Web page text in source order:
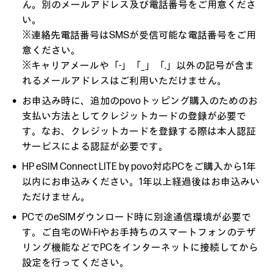
ん。別のメールアドレス及び電話番号をご用意くださ
い。
※連絡先電話番号はSMSが受信可能な電話番号をご用
意ください。
※キャリアメールや「-」「_」「.」以外の記号が含ま
れるメールアドレスはご利用いただけません。
お申込み時に、追加のpovoトッピング購入のためのお
支払い方法としてクレジットカードの登録が必要で
す。なお、クレジットカードを登録する際は本人認証
サービスによる認証が必要です。
HP eSIM Connect LITE by povo対応PCをご購入から1年
以内にお申込みください。1年以上経過後はお申込みい
ただけません。
PCでのeSIMダウンロード時に別途通信環境が必要で
す。ご自宅のWi-Fiやお手持ちのスマートフォンのテザ
リング機能などでPCをインターネットに接続してから
設定を行ってください。